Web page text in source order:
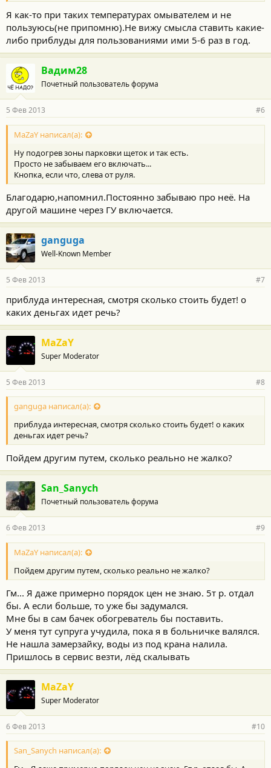
Я как-то при таких температурах омывателем и не
пользуюсь(не припомню).Не вижу смысла ставить какие-
либо приблуды для пользованиями ими 5-6 раз в год.
Вадим28
Почетный пользователь форума
5 Фев 2013 #6
MaZaY написал(а):
Ну подогрев зоны парковки щеток и так есть.
Просто не забываем его включать...
Кнопка, если что, слева от руля.
Благодарю,напомнил.Постоянно забываю про неё. На
другой машине через ГУ включается.
ganguga
Well-Known Member
5 Фев 2013 #7
приблуда интересная, смотря сколько стоить будет! о
каких деньгах идет речь?
MaZaY
Super Moderator
5 Фев 2013 #8
ganguga написал(а):
приблуда интересная, смотря сколько стоить будет! о каких
деньгах идет речь?
Пойдем другим путем, сколько реально не жалко?
San_Sanych
Почетный пользователь форума
6 Фев 2013 #9
MaZaY написал(а):
Пойдем другим путем, сколько реально не жалко?
Гм... Я даже примерно порядок цен не знаю. 5т р. отдал
бы. А если больше, то уже бы задумался.
Мне бы в сам бачек обогреватель бы поставить.
У меня тут супруга учудила, пока я в больничке валялся.
Не нашла замерзайку, воды из под крана налила.
Пришлось в сервис везти, лёд скалывать
MaZaY
Super Moderator
6 Фев 2013 #10
San_Sanych написал(а):